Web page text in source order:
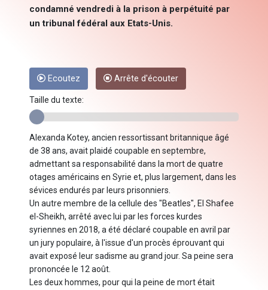
condamné vendredi à la prison à perpétuité par
un tribunal fédéral aux Etats-Unis.
Ecoutez Arrête d'écouter
Taille du texte:
Alexanda Kotey, ancien ressortissant britannique âgé
de 38 ans, avait plaidé coupable en septembre,
admettant sa responsabilité dans la mort de quatre
otages américains en Syrie et, plus largement, dans les
sévices endurés par leurs prisonniers.
Un autre membre de la cellule des "Beatles", El Shafee
el-Sheikh, arrêté avec lui par les forces kurdes
syriennes en 2018, a été déclaré coupable en avril par
un jury populaire, à l'issue d'un procès éprouvant qui
avait exposé leur sadisme au grand jour. Sa peine sera
prononcée le 12 août.
Les deux hommes, pour qui la peine de mort était